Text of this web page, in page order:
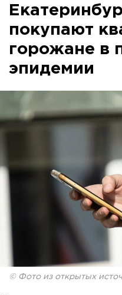
покупают
горожане в
эпидемии
© Фото из открытых